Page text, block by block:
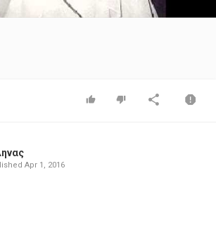
Video
Apr 1, 2016